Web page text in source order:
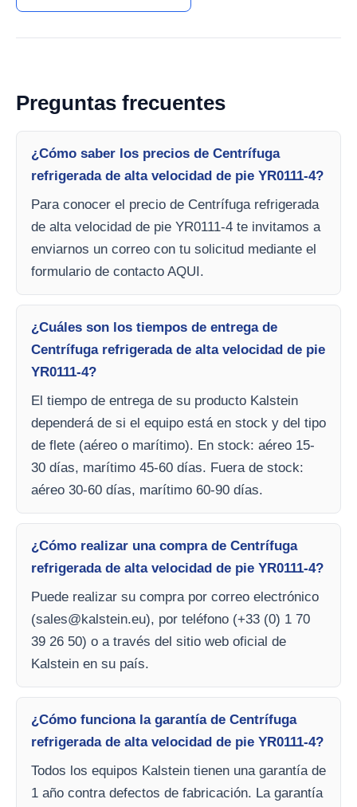
Preguntas frecuentes
¿Cómo saber los precios de Centrífuga
refrigerada de alta velocidad de pie YR0111-4?
Para conocer el precio de Centrífuga refrigerada
de alta velocidad de pie YR0111-4 te invitamos a
enviarnos un correo con tu solicitud mediante el
formulario de contacto AQUI.
¿Cuáles son los tiempos de entrega de
Centrífuga refrigerada de alta velocidad de pie
YR0111-4?
El tiempo de entrega de su producto Kalstein
dependerá de si el equipo está en stock y del tipo
de flete (aéreo o marítimo). En stock: aéreo 15-
30 días, marítimo 45-60 días. Fuera de stock:
aéreo 30-60 días, marítimo 60-90 días.
¿Cómo realizar una compra de Centrífuga
refrigerada de alta velocidad de pie YR0111-4?
Puede realizar su compra por correo electrónico
(sales@kalstein.eu), por teléfono (+33 (0) 1 70
39 26 50) o a través del sitio web oficial de
Kalstein en su país.
¿Cómo funciona la garantía de Centrífuga
refrigerada de alta velocidad de pie YR0111-4?
Todos los equipos Kalstein tienen una garantía de
1 año contra defectos de fabricación. La garantía